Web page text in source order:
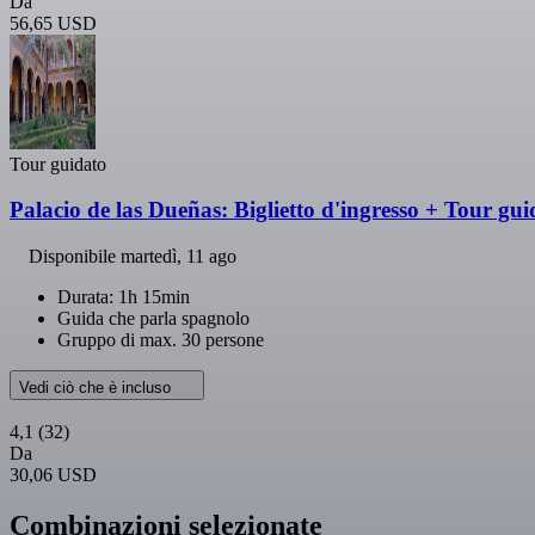
56,65 USD
Tour guidato
Palacio de las Dueñas: Biglietto d'ingresso + Tour
Disponibile martedì, 11 ago
Durata: 1h 15min
Guida che parla spagnolo
Gruppo di max. 30 persone
Vedi ciò che è incluso
4,1 (32)
Da
30,06 USD
Combinazioni selezionate